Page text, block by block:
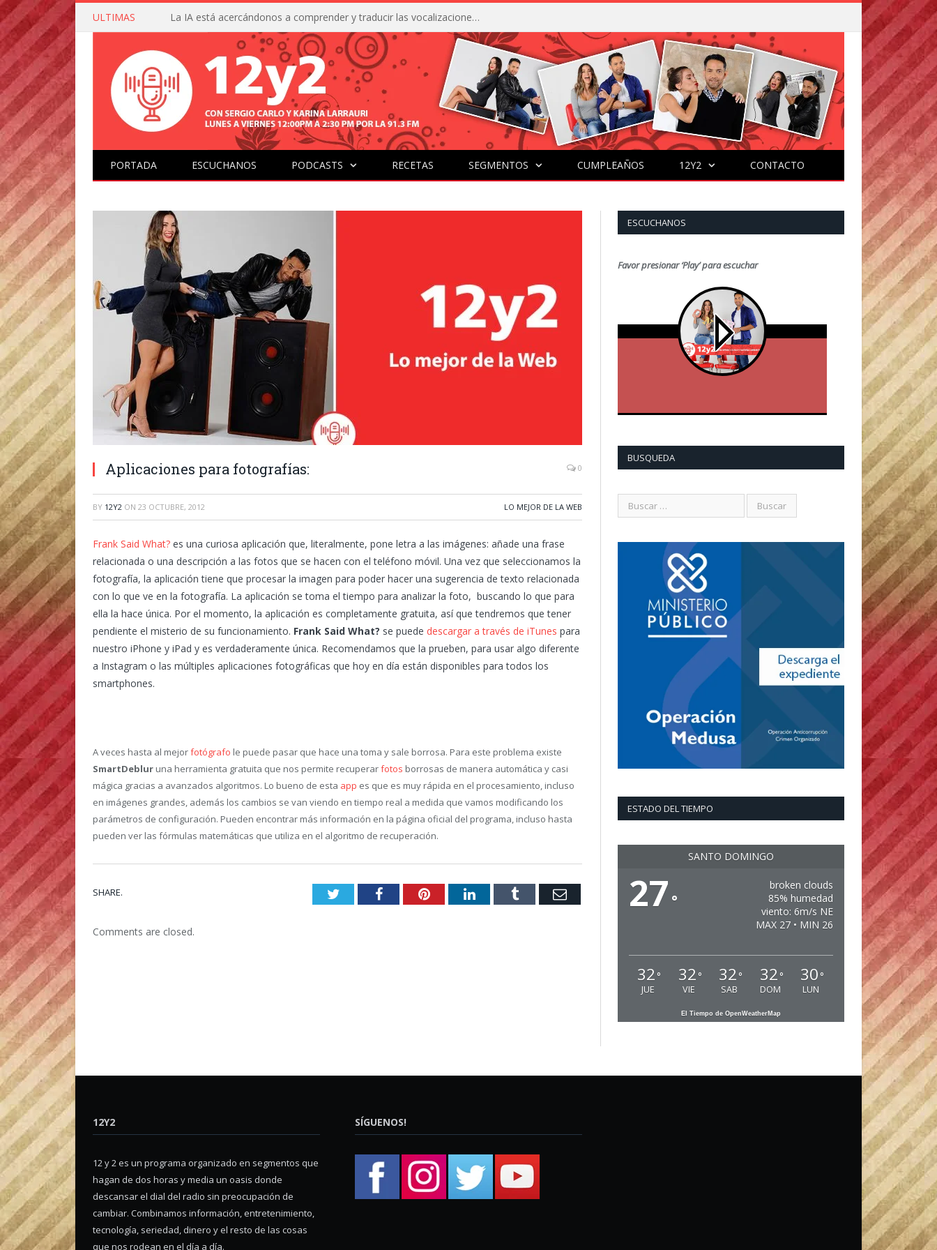
ULTIMAS La IA está acercándonos a comprender y traducir las vocalizaciones y comportamientos de nuestras mascotas
PORTADA ESCUCHANOS PODCASTS RECETAS SEGMENTOS CUMPLEAÑOS 12Y2 CONTACTO
Aplicaciones para fotografías: 0
BY 12Y2 ON 23 OCTUBRE, 2012 LO MEJOR DE LA WEB
Frank Said What? es una curiosa aplicación que, literalmente, pone letra a las imágenes: añade una frase
relacionada o una descripción a las fotos que se hacen con el teléfono móvil. Una vez que seleccionamos la
fotografía, la aplicación tiene que procesar la imagen para poder hacer una sugerencia de texto relacionada
con lo que ve en la fotografía. La aplicación se toma el tiempo para analizar la foto, buscando lo que para
ella la hace única. Por el momento, la aplicación es completamente gratuita, así que tendremos que tener
pendiente el misterio de su funcionamiento. Frank Said What? se puede descargar a través de iTunes para
nuestro iPhone y iPad y es verdaderamente única. Recomendamos que la prueben, para usar algo diferente
a Instagram o las múltiples aplicaciones fotográficas que hoy en día están disponibles para todos los
smartphones.
A veces hasta al mejorfotógrafo le puede pasar que hace una toma y sale borrosa. Para este problema existe
SmartDeblur una herramienta gratuita que nos permite recuperarfotos borrosas de manera automática y casi
mágica gracias a avanzados algoritmos. Lo bueno de esta app es que es muy rápida en el procesamiento, incluso
en imágenes grandes, además los cambios se van viendo en tiempo real a medida que vamos modificando los
parámetros de configuración. Pueden encontrar más información en la página oficial del programa, incluso hasta
pueden ver las fórmulas matemáticas que utiliza en el algoritmo de recuperación.
SHARE. TwitterFacebookPinterestLinkedInTumblr Email
Comments are closed.
ESCUCHANOS
Favor presionar ‘Play’ para escuchar
BUSQUEDA
ESTADO DEL TIEMPO
SANTO DOMINGO
27 °
broken clouds
85% humedad
viento: 6m/s NE
MAX 27 • MIN 26
32 °
JUE
32 °
VIE
32 °
SAB
32 °
DOM
30 °
LUN
El Tiempo de OpenWeatherMap
12Y2
12 y 2 es un programa organizado en segmentos que
hagan de dos horas y media un oasis donde
descansar el dial del radio sin preocupación de
cambiar. Combinamos información, entretenimiento,
tecnología, seriedad, dinero y el resto de las cosas
que nos rodean en el día a día.
SÍGUENOS!